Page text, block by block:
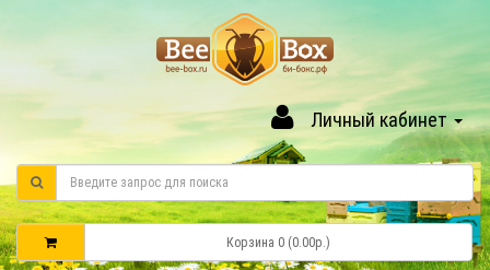
Личный кабинет
Корзина 0 (0.00р.)